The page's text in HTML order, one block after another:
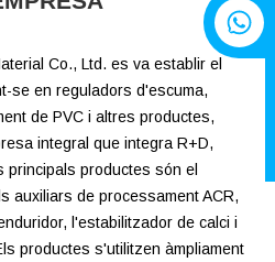
+8615805330828
Co., Ltd. es va establir el
se en reguladors d'escuma,
de PVC i altres productes,
integral que integra R+D,
principals productes són el
auxiliars de processament ACR,
l'estabilitzador de calci i
productes s'utilitzen àmpliament